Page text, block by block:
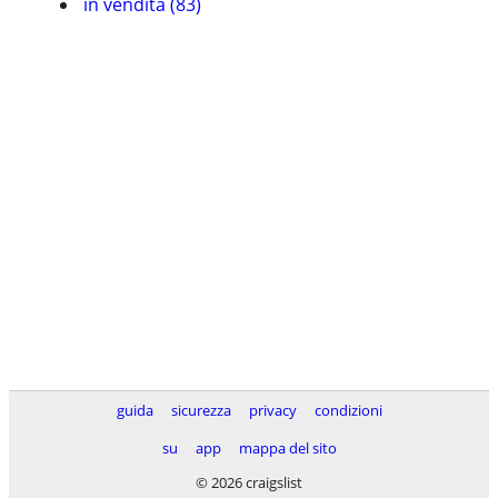
guida sicurezza privacy
condizioni
su
app
mappa del sito
© 2026 craigslist